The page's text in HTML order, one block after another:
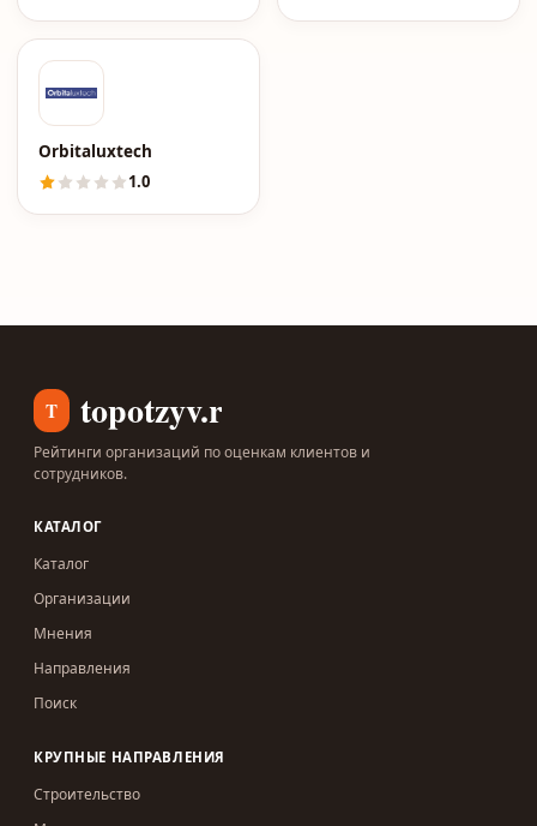
Orbitaluxtech
1.0
T topotzyv.ru
Рейтинги организаций по оценкам клиентов и
сотрудников.
КАТАЛОГ
Каталог
Организации
Мнения
Направления
Поиск
КРУПНЫЕ НАПРАВЛЕНИЯ
Строительство